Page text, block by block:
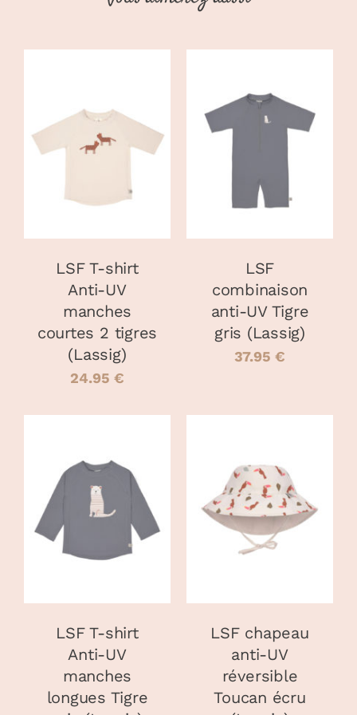
CHOIX DES
OPTIONS CE
PLUSIEURS
PEUVENT
ÊTRE
CHOISIES
SUR
LA
PAGE
DU
PRODUIT
LSF T-shirt
Anti-UV
manches
courtes 2 tigres
(Lassig)
24.95 €
CHOIX DES
OPTIONS
PRODUIT
PLUSIEURS
ÊTRE
CHOISIES
SUR
LA
PAGE
DU
LSF
combinaison
anti-UV Tigre
gris (Lassig)
37.95 €
CHOIX DES
OPTIONS CE
PRODUIT
PLUSIEURS
PEUVENT
ÊTRE
CHOISIES
SUR
LA
PAGE
LSF T-shirt
Anti-UV
manches
longues Tigre
CHOIX DES
OPTIONS
CE
PRODUIT
A
PEUVENT
ÊTRE
CHOISIES
SUR
LA
PAGE
/
DÉTAILS
LSF chapeau
anti-UV
réversible
Toucan écru